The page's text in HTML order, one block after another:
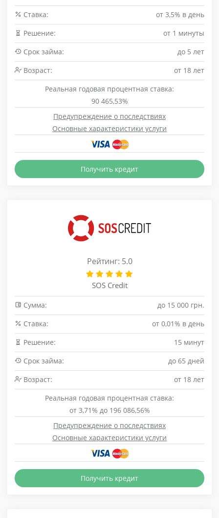
Cтавка:
от 3,5% в день
Решение:
от 1 минуты
Срок займа:
до 5 лет
Возраст:
от 18 лет
Реальная годовая процентная ставка:
90 465,53%
Предупреждение о последствиях
Основные характеристики услуги
Получить кредит
Рейтинг: 5.0
SOS Credit
Сумма:
до 15 000 грн.
Cтавка:
от 0,01% в день
Решение:
15 минут
Срок займа:
до 65 дней
Возраст:
от 18 лет
Реальная годовая процентная ставка:
от 3,71% до 196 086,56%
Предупреждение о последствиях
Основные характеристики услуги
Получить кредит